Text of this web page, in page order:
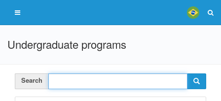
Undergraduate programs
Search